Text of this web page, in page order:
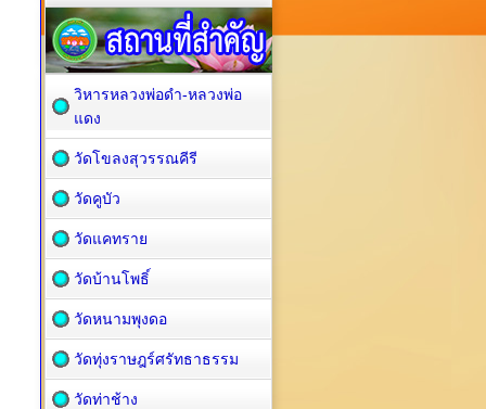
วิหารหลวงพ่อดำ-หลวงพ่อ
แดง
วัดโขลงสุวรรณคีรี
วัดคูบัว
วัดแคทราย
วัดบ้านโพธิ์
วัดหนามพุงดอ
วัดทุ่งราษฎร์ศรัทธาธรรม
วัดท่าช้าง